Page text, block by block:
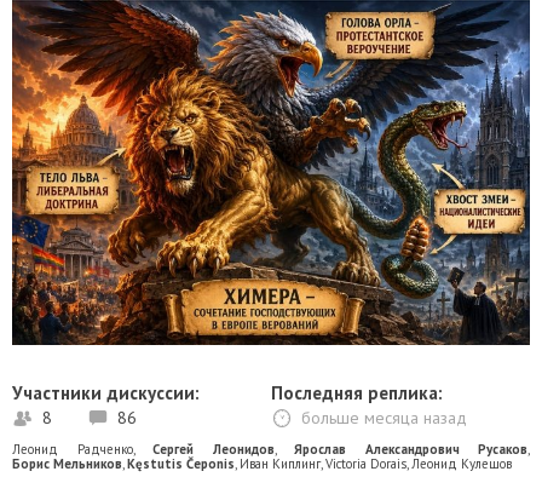
Участники дискуссии:
8 86
Последняя реплика:
больше месяца назад
Леонид Радченко, Сергей Леонидов, Ярослав Александрович Русаков,
Борис Мельников,Kęstutis Čeponis, Иван Киплинг,Victoria Dorais,Леонид Кулешов